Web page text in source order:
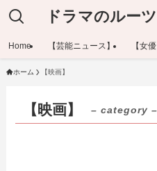
ドラマのルー
Home 【芸能ニュース】 【女
ホーム 【映画】
【映画】 – category –